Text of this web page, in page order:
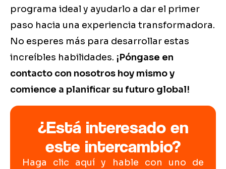
programa ideal y ayudarlo a dar el primer
paso hacia una experiencia transformadora.
No esperes más para desarrollar estas
increíbles habilidades. ¡Póngase en
contacto con nosotros hoy mismo y
comience a planificar su futuro global!
¿Está interesado en
este intercambio?
Haga clic aquí y hable con uno de